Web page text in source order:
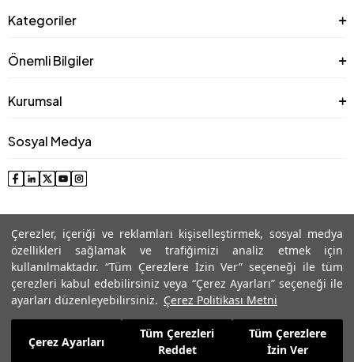
Çerezler, içeriği ve reklamları kişiselleştirmek, sosyal medya
özellikleri sağlamak ve trafiğimizi analiz etmek için
kullanılmaktadır. “Tüm Çerezlere İzin Ver” seçeneği ile tüm
çerezleri kabul edebilirsiniz veya “Çerez Ayarları” seçeneği ile
ayarları düzenleyebilirsiniz. Çerez Politikası Metni
Çerez Ayarları
Tüm Çerezleri
Reddet
Tüm Çerezlere
İzin Ver
4.874,99 TL
1.199,99 Sepete Ekle
Kategoriler
Önemli Bilgiler
Kurumsal
Sosyal Medya
© 2025 Roman® Tüm Hakları Saklıdır, İzinsiz kullanılamaz